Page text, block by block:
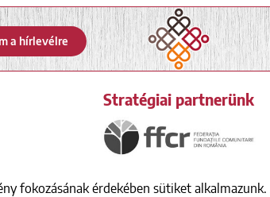
a hírlevélre
Stratégiai partnerünk
fokozásának érdekében sütiket